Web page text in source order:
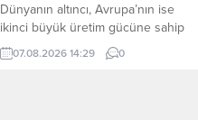
Dünyanın altıncı, Avrupa’nın ise
ikinci büyük üretim gücüne sahip
olan Türk plastik sektöründe
yaşanan nitelikli ara eleman sıkıntısı
07.08.2026 14:29 0